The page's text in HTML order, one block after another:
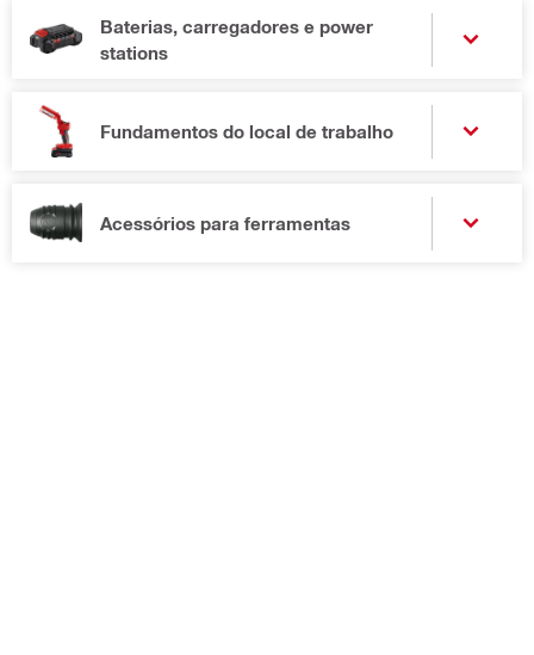
Baterias, carregadores e power
stations
Fundamentos do local de trabalho
Acessórios para ferramentas